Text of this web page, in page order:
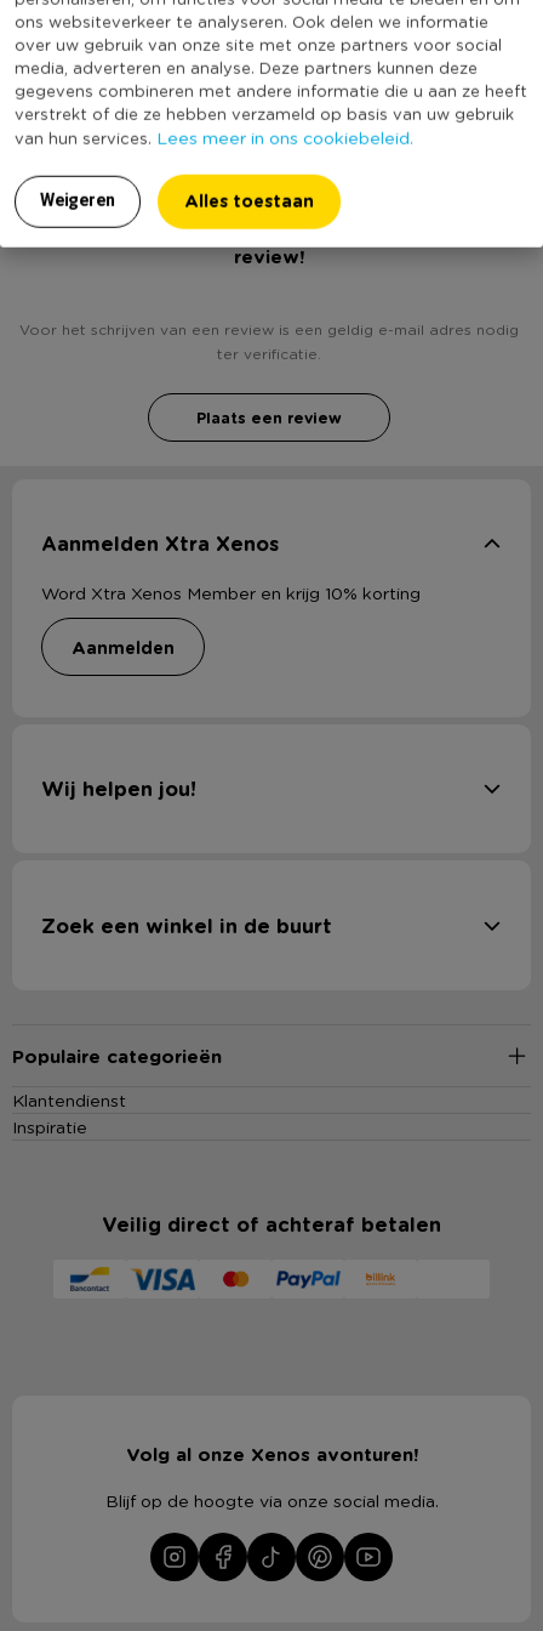
ons websiteverkeer te analyseren. Ook delen we informatie
over uw gebruik van onze site met onze partners voor social
media, adverteren en analyse. Deze partners kunnen deze
gegevens combineren met andere informatie die u aan ze heeft
verstrekt of die ze hebben verzameld op basis van uw gebruik
van hun services. Lees meer in ons cookiebeleid.
Weigeren Alles toestaan
Producthoogte (cm)
20.5
Kleur
Multikleur
Duurzaamheidsscore
(Nog) geen score
bekend
Heb jij Papierblok - labels en slingers? Schrijf een
review!
Voor het schrijven van een review is een geldig e-mail adres nodig
ter verificatie.
Plaats een review
Aanmelden Xtra Xenos
Word Xtra Xenos Member en krijg 10% korting
aanmelden
Wij helpen jou!
Zoek een winkel in de buurt
Populaire categorieën
Klantendienst
Inspiratie
Veilig direct of achteraf betalen
Volg al onze Xenos avonturen!
Blijf op de hoogte via onze social media.